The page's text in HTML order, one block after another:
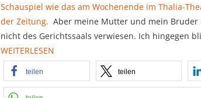
Schauspiel wie das am Wochenende im Thalia-
der Zeitung. Aber meine Mutter und mein
nicht des Gerichtssaals verwiesen. Ich hingegen
WEITERLESEN
teilen teilen